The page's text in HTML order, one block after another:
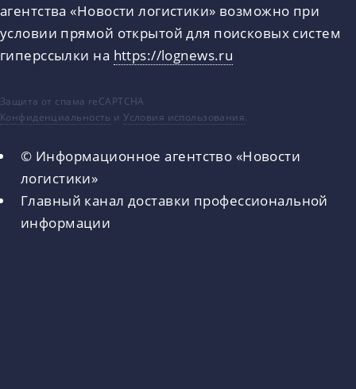
агентства «Новости логистики» возможно при
условии прямой открытой для поисковых систем
гиперссылки на https://lognews.ru
Защита от спама reCAPTCHA
Конфиденциальность иУсловия использования.
© Информационное агентство «Новости
логистики»
Главный канал доставки профессиональной
информации